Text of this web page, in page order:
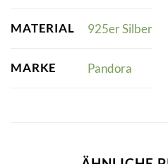
MATERIAL 925er Silber
MARKE Pandora